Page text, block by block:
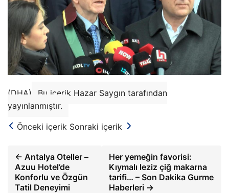
(DHA)
Bu içerik Hazar Saygın tarafından
yayınlanmıştır.
Önceki içerik Sonraki içerik
← Antalya Oteller –
Azuu Hotel’de
Konforlu ve Özgün
Tatil Deneyimi
Her yemeğin favorisi:
Kıymalı leziz çiğ makarna
tarifi… – Son Dakika Gurme
Haberleri →